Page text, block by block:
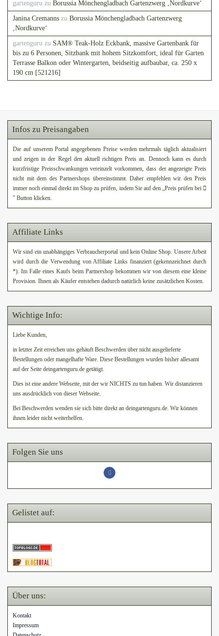
gartenguru zu Borussia Mönchengladbach Gartenzwerg ‚Nordkurve‘
Janina Cremanns zu Borussia Mönchengladbach Gartenzwerg
‚Nordkurve‘
gartenguru zu SAM® Teak-Holz Eckbank, massive Gartenbank für
bis zu 6 Personen, Sitzbank mit hohem Sitzkomfort, ideal für Garten
Terrasse Balkon oder Wintergarten, beidseitig aufbaubar, ca. 250 x
190 cm [521216]
Infos zu Preisangaben
Die auf unserem Portal angegebenen Preise werden mehrmals täglich aktualisiert
und zeigen in der Regel den aktuell richtigen Preis an. Dennoch kann es durch
kurzfristige Preisschwankungen vereinzelt vorkommen, dass der angezeigte Preis
nicht mit dem des Partnershops übereinstimmt. Daher empfehlen wir den Preis
immer noch einmal direkt im Shop zu prüfen, indem Sie auf den „Preis prüfen bei
" Button klicken.
Affiliate Links
Wir sind ein unabhängiges Verbraucherportal und kein Online Shop. Unsere Arbeit
wird durch die Verwendung von Affiliate Links finanziert (gekennzeichnet durch
*). Im Falle eines Kaufs beim Partnershop bekommen wir von diesem eine kleine
Provision. Ihnen als Käufer entstehen dadurch natürlich keine zusätzlichen Kosten.
Wichtige Info:
Liebe Kunden,
in letzter Zeit erreichen uns gehäuft Beschwerden über nicht ausgelieferte
Bestellungen oder mangelhafte Ware. Diese Bestellungen wurden bisher allesamt
auf der Seite deingartenguru.de getätigt.
Dies ist eine andere Webseite, mit der wir NICHTS zu tun haben. Wir distanzieren
uns ausdrücklich von dieser Webseite.
Bei Beschwerden wenden sie sich bitte direkt an deingartenguru.de. Wir können
ihnen leider nicht weiterhelfen.
Folgen Sie uns
Gelistet auf:
Über uns:
Kontakt
Impressum